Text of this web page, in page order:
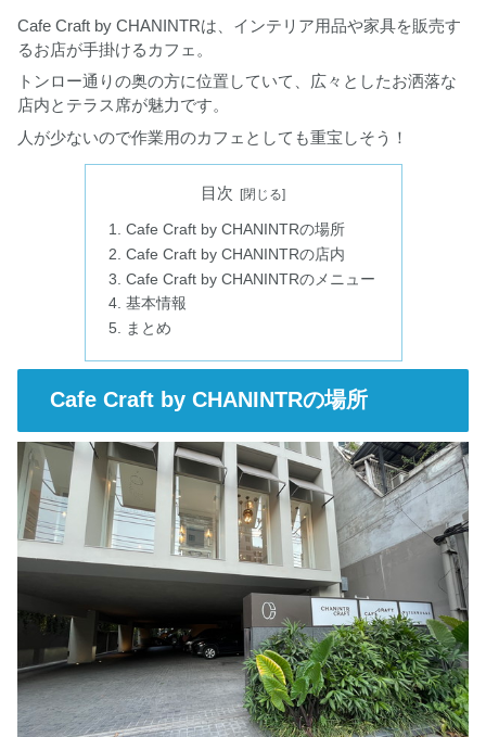
Cafe Craft by CHANINTRは、インテリア用品や家具を販売す
るお店が手掛けるカフェ。
トンロー通りの奥の方に位置していて、広々としたお洒落な
店内とテラス席が魅力です。
人が少ないので作業用のカフェとしても重宝しそう！
目次
Cafe Craft by CHANINTRの場所
Cafe Craft by CHANINTRの店内
Cafe Craft by CHANINTRのメニュー
基本情報
まとめ
Cafe Craft by CHANINTRの場所